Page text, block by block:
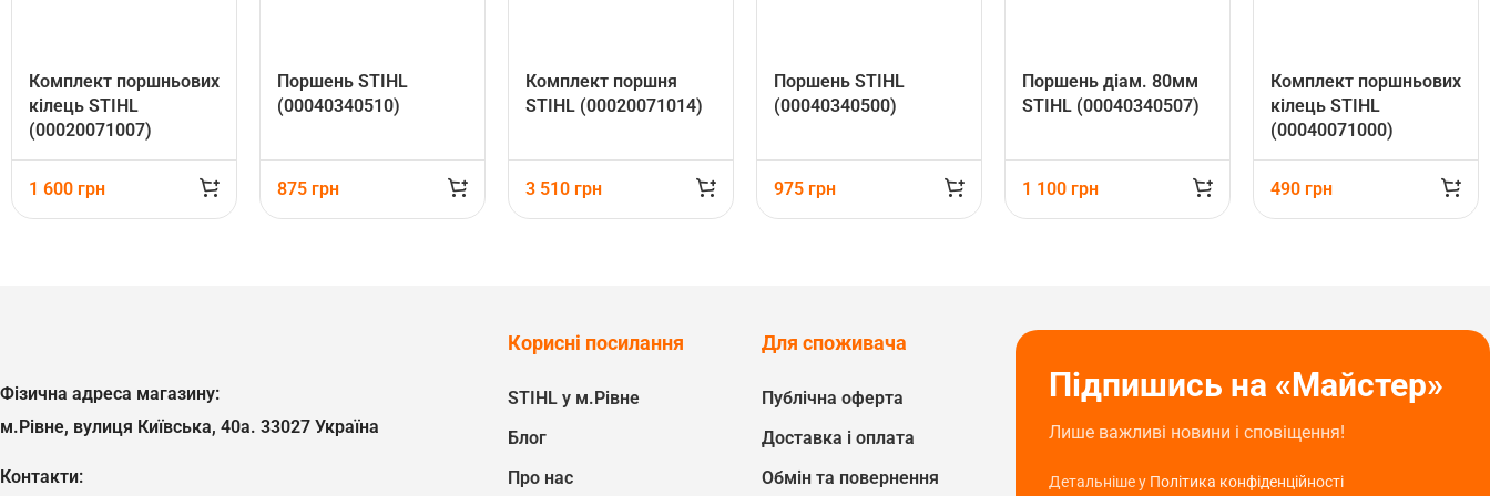
Комплект поршньових
кілець STIHL
(00020071007)
1 600 грн
Поршень STIHL
(00040340510)
875 грн
Комплект поршня
STIHL (00020071014)
3 510 грн
Поршень STIHL
(00040340500)
975 грн
Поршень діам. 80мм
STIHL (00040340507)
1 100 грн
Комплект поршньових
кілець STIHL
(00040071000)
490 грн
Фізична адреса магазину:
м.Рівне, вулиця Київська, 40а. 33027 Україна
Контакти:
Корисні посилання
STIHL у м.Рівне
Блог
Про нас
Для споживача
Публічна оферта
Доставка і оплата
Обмін та повернення
Підпишись на «Майстер»
Лише важливі новини і сповіщення!
Детальніше у Політика конфіденційності